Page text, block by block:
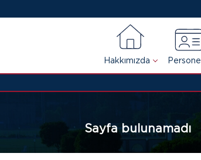
Hakkımızda Personel
Sayfa bulunamadı